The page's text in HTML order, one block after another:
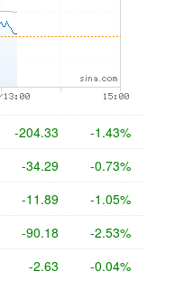
-204.33 -1.43%
-34.29 -0.73%
-11.89 -1.05%
-90.18 -2.53%
-2.63 -0.04%